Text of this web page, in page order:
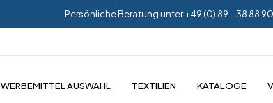
Persönliche Beratung unter +49 (0) 89 – 38 88
WERBEMITTEL AUSWAHL TEXTILIEN KATALOGE